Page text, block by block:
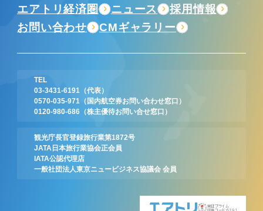
TEL
03-3431-6191
（代表）
0570-035-971
（国内航空券お問い合わせ窓口）
0120-980-686 （株主優待お問い合せ窓口）
観光庁長官登録旅行業第1872号
JATA日本旅行業協会正会員
IATA公認代理店
一般社団法人東京ニュービジネス協議会 会員
東証プライム
証券コード:6191
エアトリ経済圏 ニュース
採用情報
お問い合わせ
CMギャラリー